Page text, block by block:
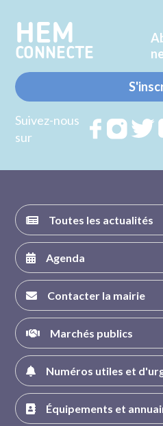
HEM
CONNECTE
Suivez-nous
sur
Rejoignez
Toutes les actualités
Agenda
Contacter la mairie
Marchés publics
Numéros utiles et
Équipements et